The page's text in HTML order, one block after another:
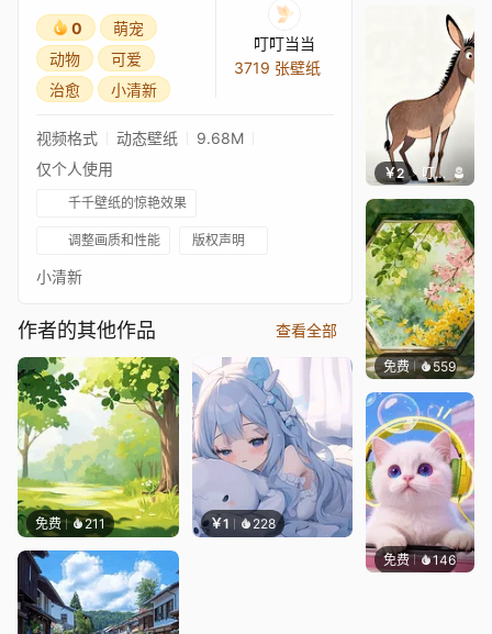
0
萌宠
动物
可爱
治愈
小清新
叮叮当当
3719 张壁纸
视频格式 动态壁纸
9.68M
仅个人使用
千千壁纸的惊艳效果
调整画质和性能 版权声明
小清新
作者的其他作品 查看全部
免费 211 ￥1 228
￥2 叮叮当当
免费 559渔小小
免费 146豆子